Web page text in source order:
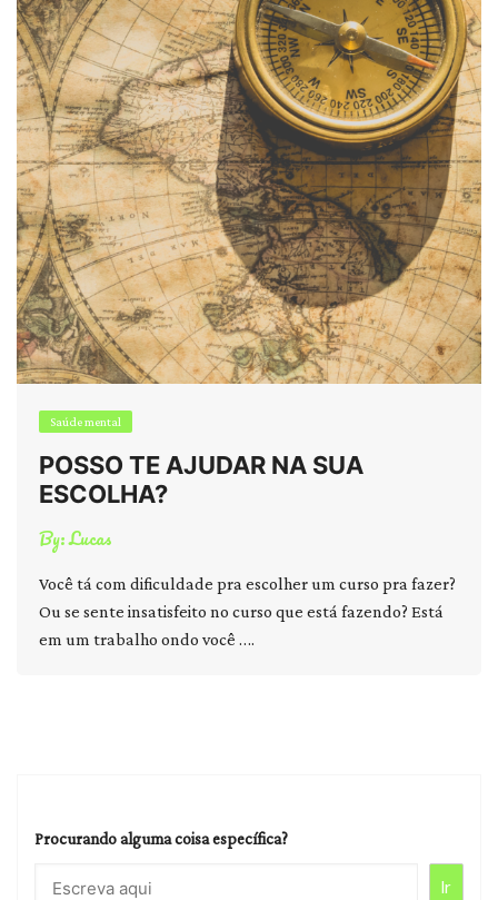
Saúde mental
POSSO TE AJUDAR NA SUA
ESCOLHA?
By:Lucas
Você tá com dificuldade pra escolher um curso pra fazer?
Ou se sente insatisfeito no curso que está fazendo? Está
em um trabalho ondo você ….
Procurando alguma coisa específica?
Ir